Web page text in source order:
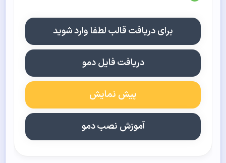
برای دریافت قالب لطفا وارد شوید
دریافت فایل دمو
پیش نمایش
آموزش نصب دمو